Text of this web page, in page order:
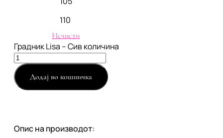
110
Исчисти
Градник Lisa – Сив количина
Додај во кошничка
Опис на производот: